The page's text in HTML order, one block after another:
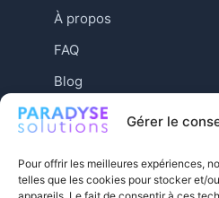
Gérer le
Pour offrir les meilleures expériences,
telles que les cookies pour stocker et/
À propos
FAQ
Blog
Contact